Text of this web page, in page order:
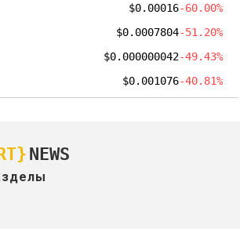
$0.00016-60.00%
$0.0007804-51.20%
$0.000000042-49.43%
$0.001076-40.81%
NEWS